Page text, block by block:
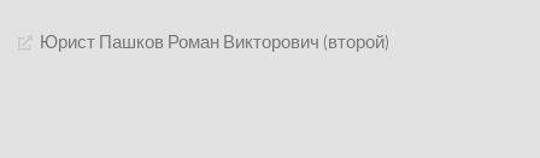
Юрист Пашков Роман Викторович (второй)